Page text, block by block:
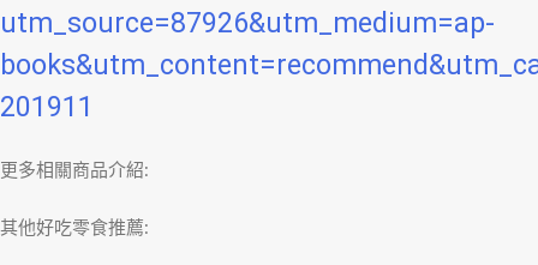
utm_source=87926&utm_medium=ap-
201911
更多相關商品介紹:
其他好吃零食推薦: